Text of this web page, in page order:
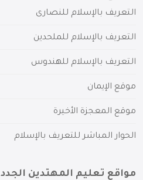
التعريف بالإسلام للنصارى
التعريف بالإسلام للملحدين
التعريف بالإسلام للهندوس
موقع الإيمان
موقع المعجزة الأخيرة
الحوار المباشر للتعريف بالإسلام
مواقع تعليم المهتدين الجدد